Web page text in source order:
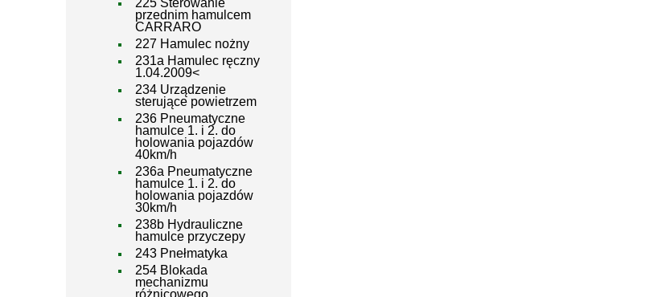
225 Sterowanie
przednim hamulcem
CARRARO
227 Hamulec nożny
231a Hamulec ręczny
1.04.2009<
234 Urządzenie
sterujące powietrzem
236 Pneumatyczne
hamulce 1. i 2. do
holowania pojazdów
40km/h
236a Pneumatyczne
hamulce 1. i 2. do
holowania pojazdów
30km/h
238b Hydrauliczne
hamulce przyczepy
243 Pnełmatyka
254 Blokada
mechanizmu